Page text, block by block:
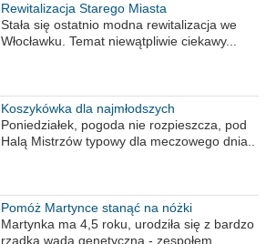
Rewitalizacja Starego Miasta
Stała się ostatnio modna rewitalizacja we
Włocławku. Temat niewątpliwie ciekawy...
Koszykówka dla najmłodszych
Poniedziałek, pogoda nie rozpieszcza, pod
Halą Mistrzów typowy dla meczowego dnia..
Pomóż Martynce stanąć na nóżki
Martynka ma 4,5 roku, urodziła się z bardzo
rzadką wadą genetyczną - zespołem..